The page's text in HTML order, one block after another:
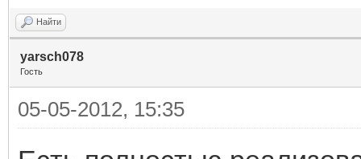
Найти
yarsch078
Гость
05-05-2012, 15:35